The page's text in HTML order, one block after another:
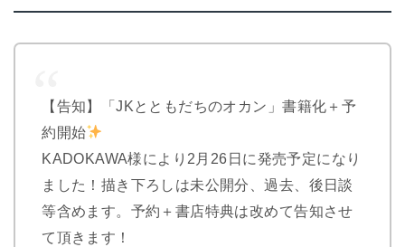
【告知】「JKとともだちのオカン」書籍化＋予
約開始
KADOKAWA様により2月26日に発売予定になり
ました！描き下ろしは未公開分、過去、後日談
等含めます。予約＋書店特典は改めて告知させ
て頂きます！